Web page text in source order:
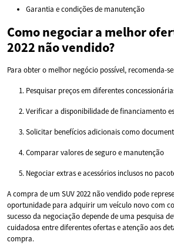
Garantia e condições de manutenção
Como negociar a melhor
2022 não vendido?
Para obter o melhor negócio possível, recomenda-
Pesquisar preços em diferentes
Verificar a disponibilidade de financiamento
Solicitar benefícios adicionais como
Comparar valores de seguro e manutenção
Negociar extras e acessórios inclusos no
A compra de um SUV 2022 não vendido pode
oportunidade para adquirir um veículo novo com
sucesso da negociação depende de uma pesquisa
cuidadosa entre diferentes ofertas e atenção aos
compra.